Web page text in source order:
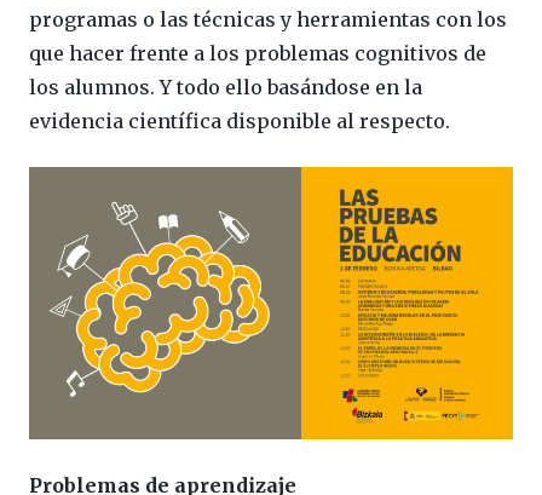
programas o las técnicas y herramientas con los
que hacer frente a los problemas cognitivos de
los alumnos. Y todo ello basándose en la
evidencia científica disponible al respecto.
Problemas de aprendizaje